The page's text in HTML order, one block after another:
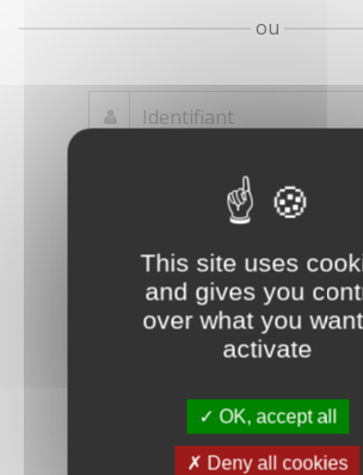
This site uses
and gives you
over what you
activate
OK, accept all
Deny all cookies
ou
oublié ?
compte
Connexion